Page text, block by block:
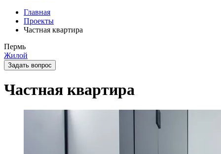
Главная
Проекты
Частная квартира
Пермь
Жилой
Задать вопрос
Частная квартира